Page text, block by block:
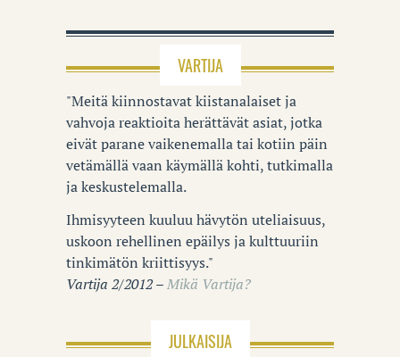
VARTIJA
"Meitä kiinnostavat kiistanalaiset ja
vahvoja reaktioita herättävät asiat, jotka
eivät parane vaikenemalla tai kotiin päin
vetämällä vaan käymällä kohti, tutkimalla
ja keskustelemalla.
Ihmisyyteen kuuluu hävytön uteliaisuus,
uskoon rehellinen epäilys ja kulttuuriin
tinkimätön kriittisyys."
Vartija 2/2012 –Mikä Vartija?
JULKAISIJA